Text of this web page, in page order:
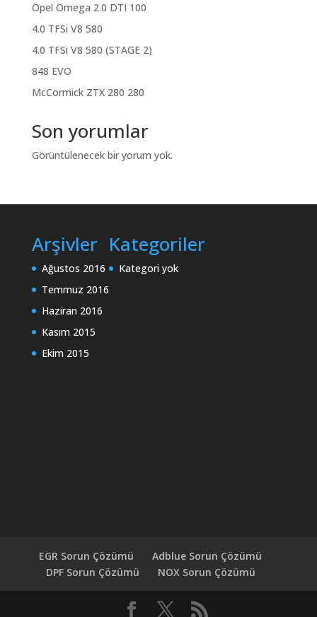
Opel Omega 2.0 DTI 100
4.0 TFSi V8 580
4.0 TFSi V8 580 (STAGE 2)
848 EVO
McCormick ZTX 280 280
Son yorumlar
Görüntülenecek bir yorum yok.
Arşivler
Ağustos 2016
Temmuz 2016
Haziran 2016
Kasım 2015
Ekim 2015
Kategoriler
Kategori yok
EGR Sorun Çözümü
Adblue Sorun Çözümü
DPF Sorun Çözümü
NOX Sorun Çözümü